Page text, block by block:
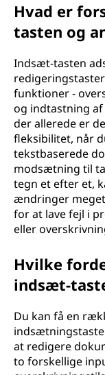
Hvad er
tasten og
Indsæt-tasten
funktioner -
og indtastning
der allerede er
fleksibilitet, når
tekstbaserede
modsætning til
tegn et efter et,
ændringer
for at lave fejl i
eller
Hvilke
indsæt-
Du kan få en
at redigere
to forskellige